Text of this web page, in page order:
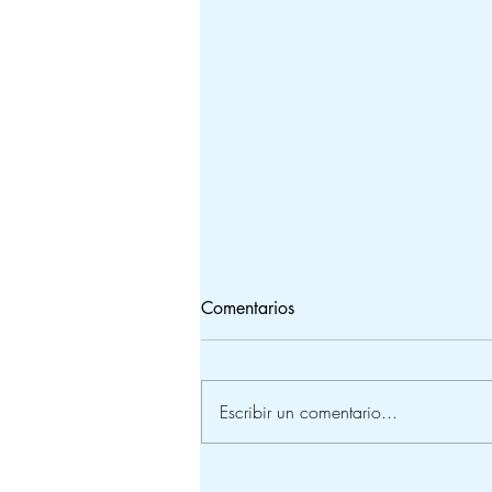
Comentarios
Escribir un comentario...